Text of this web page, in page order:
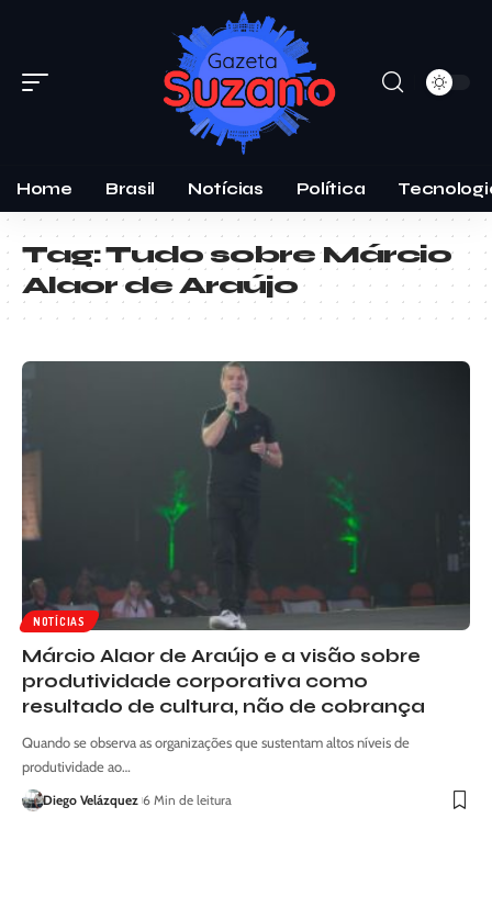
Home Brasil Notícias Política
Tag:Tudo sobre Márcio
Alaor de Araújo
NOTÍCIAS
Márcio Alaor de Araújo e a visão sobre
produtividade corporativa como
resultado de cultura, não de cobrança
Quando se observa as organizações que sustentam altos níveis de
produtividade ao…
Diego Velázquez 6 Min de leitura